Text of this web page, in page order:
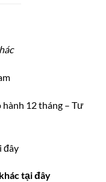
hành 12 tháng – Tư
đây
tại đây